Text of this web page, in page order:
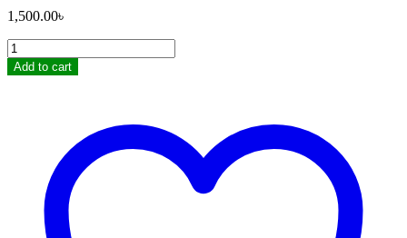
1,500.00৳
Herbs
Gano
GT
Add to cart